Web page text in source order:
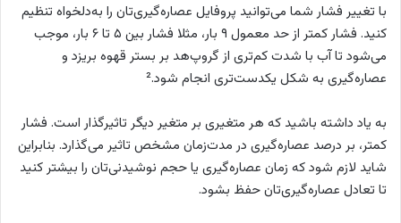
با تغییر فشار شما می‌توانید پروفایل عصاره‌گیری‌تان را به‌دلخواه تنظیم
کنید. فشار کمتر از حد معمول ۹ بار، مثلا فشار بین ۵ تا ۶ بار، موجب
می‌شود تا آب با شدت کم‌تری از گروپ‌هد بر بستر قهوه بریزد و
عصاره‌گیری به شکل یکدست‌تری انجام شود.²
به یاد داشته باشید که هر متغیری بر متغیر دیگر تاثیرگذار است. فشار
کمتر، بر درصد عصاره‌گیری در مدت‌زمان مشخص تاثیر می‌گذارد. بنابراین
شاید لازم شود که زمان عصاره‌گیری یا حجم نوشیدنی‌تان را بیشتر کنید
تا تعادل عصاره‌گیری‌تان حفظ بشود.